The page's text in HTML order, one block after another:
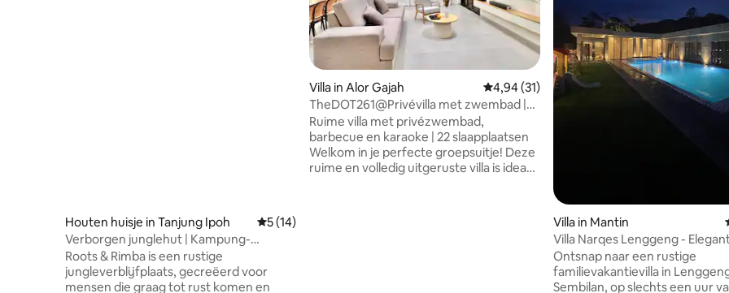
Houten huisje in Tanjung Ipoh Gemiddelde beoordeling van 5 uit 5, 14 recensies
5 (14)
Verborgen junglehut | Kampung-
woonervaring
Roots & Rimba is een rustige
jungleverblijfplaats, gecreëerd voor
mensen die graag tot rust komen en
Villa in Alor Gajah Gemiddelde beoordeling van 4,94 uit 5, 31
4,94 (31)
TheDOT261@Privévilla met zwembad |
22 slaapplaatsen
Ruime villa met privézwembad,
barbecue en karaoke | 22 slaapplaatsen
Welkom in je perfecte groepsuitje! Deze
ruime en volledig uitgeruste villa is ideaal
Villa in Mantin
Villa Narqes Lenggeng -
gezinsretraite
Ontsnap naar een rustige
familievakantievilla in
Sembilan, op slechts een uur